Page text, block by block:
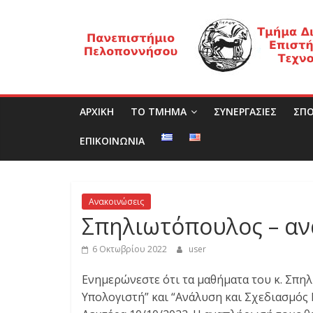
Τ
ή
μ
α
Δ
ο
ΑΡΧΙΚΗ ΤΟ ΤΜΗΜΑ ΣΥΝΕΡΓΑΣΙΕΣ
ΕΠΙΚΟΙΝΩΝΙΑ
Ανακοινώσεις
Σπηλιωτόπουλος –
6 Οκτωβρίου 2022 user
Ενημερώνεστε ότι τα μαθήματα του κ.
Υπολογιστή” και “Ανάλυση και